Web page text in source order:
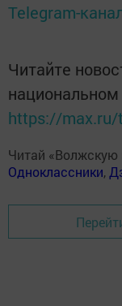
Telegram-
Читайте
https://max.ru/
Читай «Волжскую
Одноклассники,